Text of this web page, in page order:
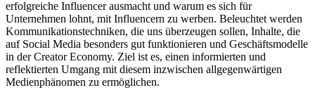
erfolgreiche Influencer ausmacht und warum es sich für
Unternehmen lohnt, mit Influencern zu werben. Beleuchtet werden
Kommunikationstechniken, die uns überzeugen sollen, Inhalte, die
auf Social Media besonders gut funktionieren und Geschäftsmodelle
in der Creator Economy. Ziel ist es, einen informierten und
reflektierten Umgang mit diesem inzwischen allgegenwärtigen
Medienphänomen zu ermöglichen.